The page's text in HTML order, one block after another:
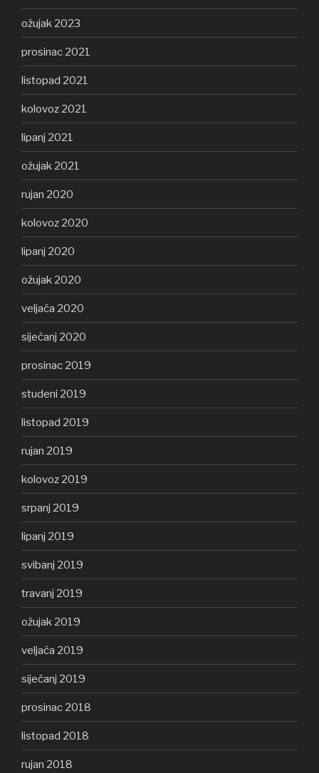
ožujak 2023
prosinac 2021
listopad 2021
kolovoz 2021
lipanj 2021
ožujak 2021
rujan 2020
kolovoz 2020
lipanj 2020
ožujak 2020
veljača 2020
siječanj 2020
prosinac 2019
studeni 2019
listopad 2019
rujan 2019
kolovoz 2019
srpanj 2019
lipanj 2019
svibanj 2019
travanj 2019
ožujak 2019
veljača 2019
siječanj 2019
prosinac 2018
listopad 2018
rujan 2018